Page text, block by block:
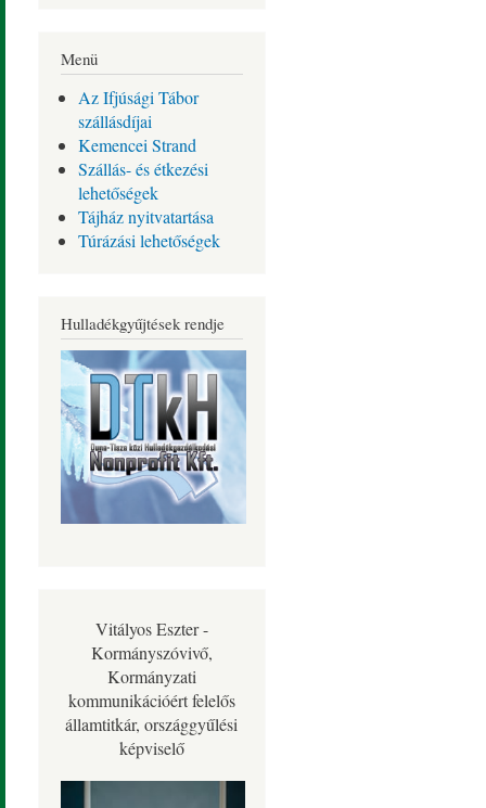
Menü
Az Ifjúsági Tábor
szállásdíjai
Kemencei Strand
Szállás- és étkezési
lehetőségek
Tájház nyitvatartása
Túrázási lehetőségek
Hulladékgyűjtések rendje
Vitályos Eszter -
Kormányszóvivő,
Kormányzati
kommunikációért felelős
államtitkár, országgyűlési
képviselő